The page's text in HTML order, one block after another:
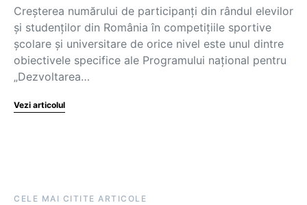
Creșterea numărului de participanți din rândul elevilor
și studenților din România în competițiile sportive
școlare și universitare de orice nivel este unul dintre
obiectivele specifice ale Programului național pentru
„Dezvoltarea…
Vezi articolul
CELE MAI CITITE ARTICOLE